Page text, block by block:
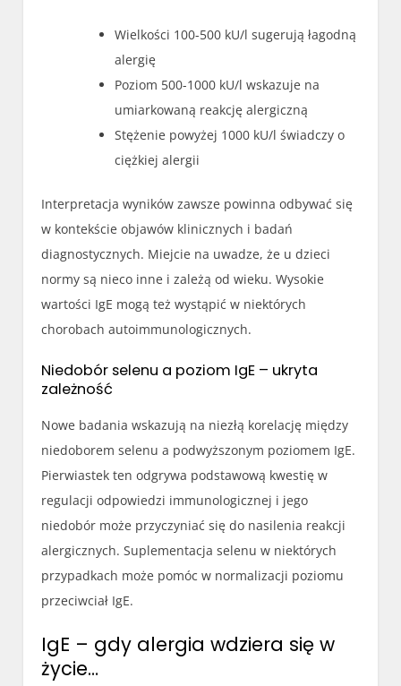
Wielkości 100-500 kU/l sugerują łagodną
alergię
Poziom 500-1000 kU/l wskazuje na
umiarkowaną reakcję alergiczną
Stężenie powyżej 1000 kU/l świadczy o
ciężkiej alergii
Interpretacja wyników zawsze powinna odbywać się
w kontekście objawów klinicznych i badań
diagnostycznych. Miejcie na uwadze, że u dzieci
normy są nieco inne i zależą od wieku. Wysokie
wartości IgE mogą też wystąpić w niektórych
chorobach autoimmunologicznych.
Niedobór selenu a poziom IgE – ukryta
zależność
Nowe badania wskazują na niezłą korelację między
niedoborem selenu a podwyższonym poziomem IgE.
Pierwiastek ten odgrywa podstawową kwestię w
regulacji odpowiedzi immunologicznej i jego
niedobór może przyczyniać się do nasilenia reakcji
alergicznych. Suplementacja selenu w niektórych
przypadkach może pomóc w normalizacji poziomu
przeciwciał IgE.
IgE – gdy alergia wdziera się w
życie…